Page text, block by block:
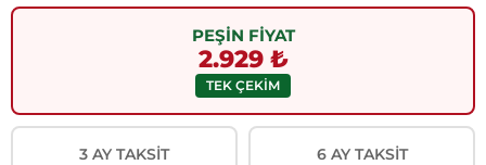
PEŞİN FİYAT
2.929 ₺
TEK ÇEKİM
3 AY TAKSIT 6 AY TAKSIT